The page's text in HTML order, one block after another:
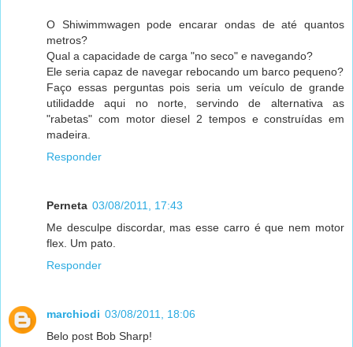
O Shiwimmwagen pode encarar ondas de até quantos
metros?
Qual a capacidade de carga "no seco" e navegando?
Ele seria capaz de navegar rebocando um barco pequeno?
Faço essas perguntas pois seria um veículo de grande
utilidadde aqui no norte, servindo de alternativa as
"rabetas" com motor diesel 2 tempos e construídas em
madeira.
Responder
Perneta 03/08/2011, 17:43
Me desculpe discordar, mas esse carro é que nem motor
flex. Um pato.
Responder
marchiodi 03/08/2011, 18:06
Belo post Bob Sharp!